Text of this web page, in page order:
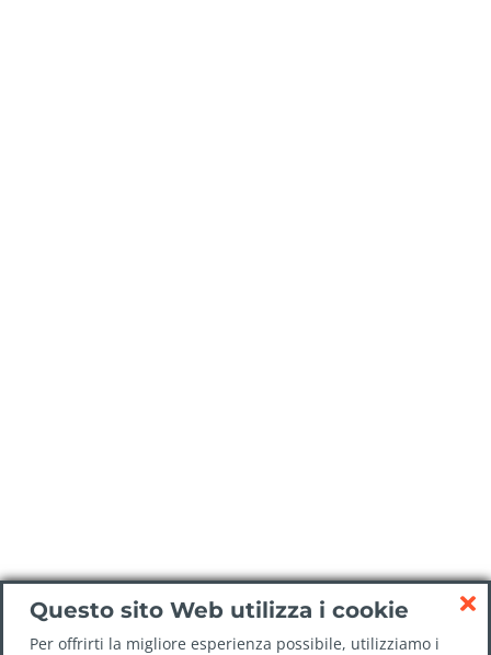
Questo sito Web utilizza i cookie
Per offrirti la migliore esperienza possibile, utilizziamo i